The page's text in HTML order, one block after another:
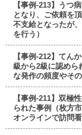
【事例-213】うつ
となり、ご依頼を
不支給となったが
を行う）
【事例-212】てん
級から2級に認めら
な発作の頻度やそ
【事例-211】双極
られた事例（枚方
オンラインで訪問